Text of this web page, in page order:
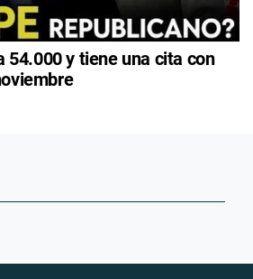
54.000 y tiene una cita con